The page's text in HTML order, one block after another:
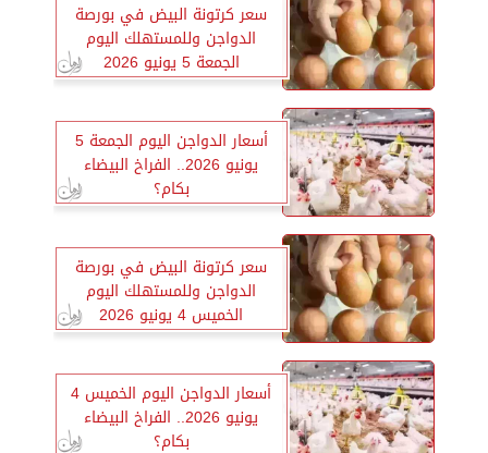
سعر كرتونة البيض في بورصة
الدواجن وللمستهلك اليوم
الجمعة 5 يونيو 2026
أسعار الدواجن اليوم الجمعة 5
يونيو 2026.. الفراخ البيضاء
بكام؟
سعر كرتونة البيض في بورصة
الدواجن وللمستهلك اليوم
الخميس 4 يونيو 2026
أسعار الدواجن اليوم الخميس 4
يونيو 2026.. الفراخ البيضاء
بكام؟